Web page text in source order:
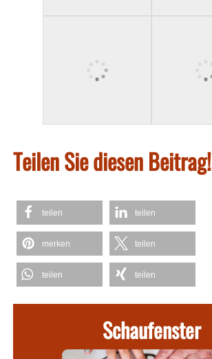
Teilen Sie diesen Beitrag!
teilen teilen
merken teilen
teilen teilen
Schaufenster